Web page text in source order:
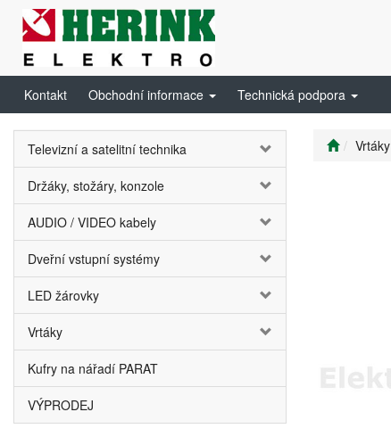
Kontakt Obchodní informace Technická podpora
Televizní a satelitní technika
Držáky, stožáry, konzole
AUDIO / VIDEO kabely
Dveřní vstupní systémy
LED žárovky
Vrtáky
Kufry na nářadí PARAT
VÝPRODEJ
Vrtáky